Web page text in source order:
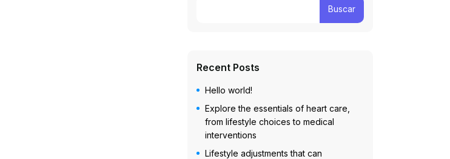
Buscar
Recent Posts
Hello world!
Explore the essentials of heart care,
from lifestyle choices to medical
interventions
Lifestyle adjustments that can